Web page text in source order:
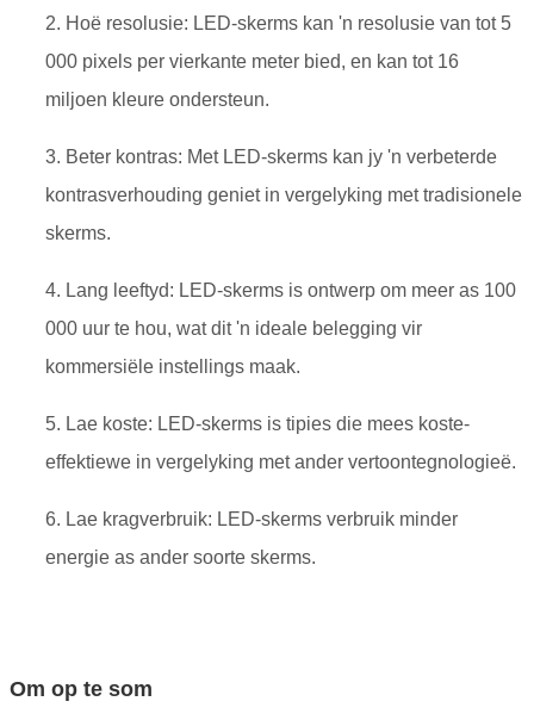
2. Hoë resolusie: LED-skerms kan 'n resolusie van tot 5
000 pixels per vierkante meter bied, en kan tot 16
miljoen kleure ondersteun.
3. Beter kontras: Met LED-skerms kan jy 'n verbeterde
kontrasverhouding geniet in vergelyking met tradisionele
skerms.
4. Lang leeftyd: LED-skerms is ontwerp om meer as 100
000 uur te hou, wat dit 'n ideale belegging vir
kommersiële instellings maak.
5. Lae koste: LED-skerms is tipies die mees koste-
effektiewe in vergelyking met ander vertoontegnologieë.
6. Lae kragverbruik: LED-skerms verbruik minder
energie as ander soorte skerms.
Om op te som